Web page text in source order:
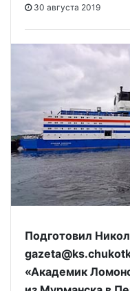
30 августа 2019
Подготовил
«Академик